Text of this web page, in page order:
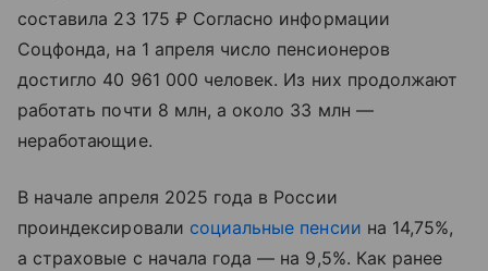
составила 23 175 ₽ Согласно информации
Соцфонда, на 1 апреля число пенсионеров
достигло 40 961 000 человек. Из них продолжают
работать почти 8 млн, а около 33 млн —
неработающие.
В начале апреля 2025 года в России
проиндексировали социальные пенсии на 14,75%,
а страховые с начала года — на 9,5%. Как ранее